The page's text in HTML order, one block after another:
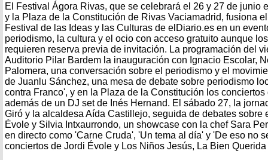
El Festival Ágora Rivas, que se celebrará el 26 y 27 de junio
y la Plaza de la Constitución de Rivas Vaciamadrid, fusiona
Festival de las Ideas y las Culturas de elDiario.es en un
periodismo, la cultura y el ocio con acceso gratuito aunque
requieren reserva previa de invitación. La programación del
Auditorio Pilar Bardem la inauguración con Ignacio Escolar,
Palomera, una conversación sobre el periodismo y el
de Juanlu Sánchez, una mesa de debate sobre periodismo
contra Franco', y en la Plaza de la Constitución los
además de un DJ set de Inés Hernand. El sábado 27, la
Giró y la alcaldesa Aída Castillejo, seguida de debates sobre
Évole y Silvia Intxaurrondo, un showcase con la chef Sara
en directo como 'Carne Cruda', 'Un tema al día' y 'De eso no
conciertos de Jordi Évole y Los Niños Jesús, La Bien